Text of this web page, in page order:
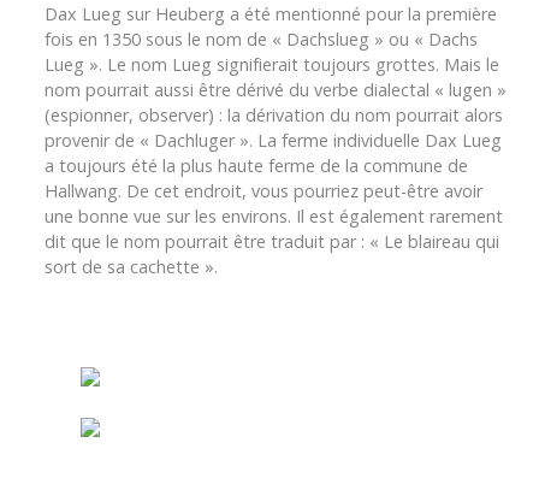
Dax Lueg sur Heuberg a été mentionné pour la première
fois en 1350 sous le nom de « Dachslueg » ou « Dachs
Lueg ». Le nom Lueg signifierait toujours grottes. Mais le
nom pourrait aussi être dérivé du verbe dialectal « lugen »
(espionner, observer) : la dérivation du nom pourrait alors
provenir de « Dachluger ». La ferme individuelle Dax Lueg
a toujours été la plus haute ferme de la commune de
Hallwang. De cet endroit, vous pourriez peut-être avoir
une bonne vue sur les environs. Il est également rarement
dit que le nom pourrait être traduit par : « Le blaireau qui
sort de sa cachette ».